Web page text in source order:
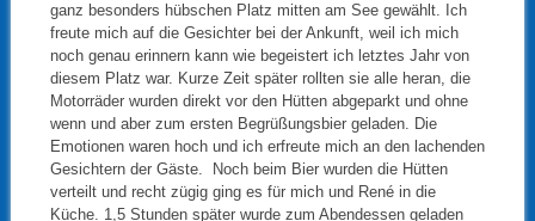
ganz besonders hübschen Platz mitten am See gewählt. Ich
freute mich auf die Gesichter bei der Ankunft, weil ich mich
noch genau erinnern kann wie begeistert ich letztes Jahr von
diesem Platz war. Kurze Zeit später rollten sie alle heran, die
Motorräder wurden direkt vor den Hütten abgeparkt und ohne
wenn und aber zum ersten Begrüßungsbier geladen. Die
Emotionen waren hoch und ich erfreute mich an den lachenden
Gesichtern der Gäste. Noch beim Bier wurden die Hütten
verteilt und recht zügig ging es für mich und René in die
Küche. 1,5 Stunden später wurde zum Abendessen geladen